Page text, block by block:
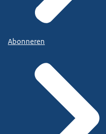
Abonneren